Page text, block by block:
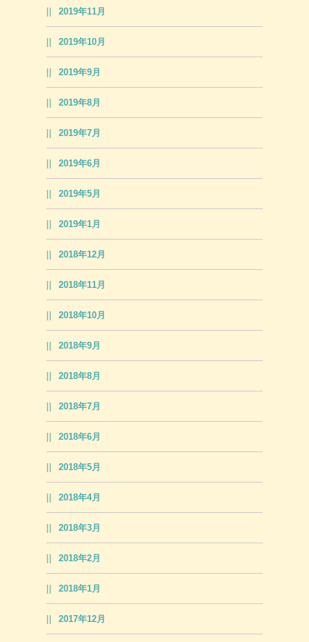
2019年11月
2019年10月
2019年9月
2019年8月
2019年7月
2019年6月
2019年5月
2019年1月
2018年12月
2018年11月
2018年10月
2018年9月
2018年8月
2018年7月
2018年6月
2018年5月
2018年4月
2018年3月
2018年2月
2018年1月
2017年12月